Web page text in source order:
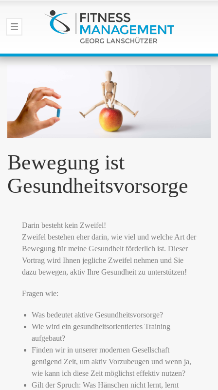
Bewegung ist
Gesundheitsvorsorge
Darin besteht kein Zweifel!
Zweifel bestehen eher darin, wie viel und welche Art der
Bewegung für meine Gesundheit förderlich ist. Dieser
Vortrag wird Ihnen jegliche Zweifel nehmen und Sie
dazu bewegen, aktiv Ihre Gesundheit zu unterstützen!
Fragen wie:
Was bedeutet aktive Gesundheitsvorsorge?
Wie wird ein gesundheitsorientiertes Training
aufgebaut?
Finden wir in unserer modernen Gesellschaft
genügend Zeit, um aktiv Vorzubeugen und wenn ja,
wie kann ich diese Zeit möglichst effektiv nutzen?
Gilt der Spruch: Was Hänschen nicht lernt, lernt